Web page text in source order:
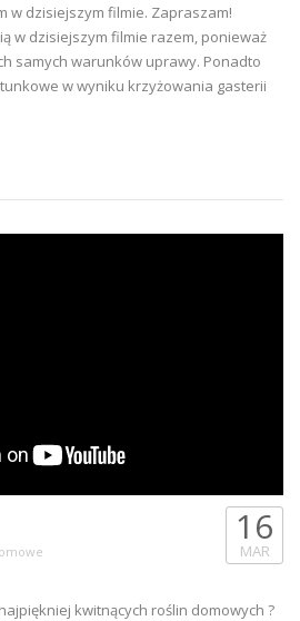
w dzisiejszym filmie. Zapraszam!
w dzisiejszym filmie razem, ponieważ
samych warunków uprawy. Ponadto
w wyniku krzyżowania gasterii
16
MAR
kwitnących roślin domowych ?